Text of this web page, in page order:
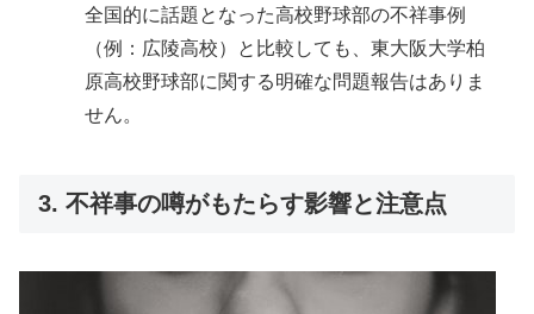
全国的に話題となった高校野球部の不祥事例
（例：広陵高校）と比較しても、東大阪大学柏
原高校野球部に関する明確な問題報告はありま
せん。
3. 不祥事の噂がもたらす影響と注意点